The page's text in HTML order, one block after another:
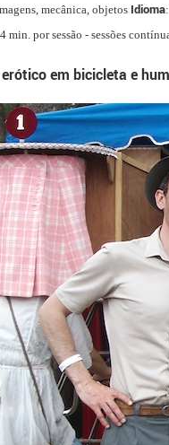
mecânica, objetos Idioma
min. por sessão - sessões
em bicicleta e